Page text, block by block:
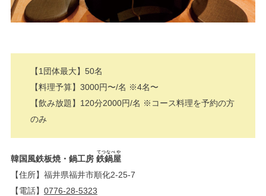
【1団体最大】50名
【料理予算】3000円〜/名 ※4名〜
【飲み放題】120分2000円/名 ※コース料理を予約の方
のみ
韓国風鉄板焼・鍋工房 鉄鍋屋
てつなべや
【住所】福井県福井市順化2-25-7
【電話】 0776-28-5323